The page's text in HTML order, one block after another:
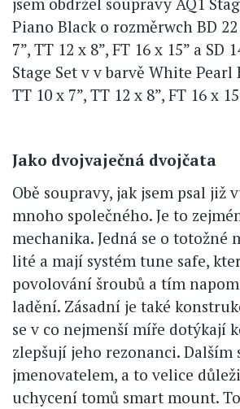
Piano Black o rozměrwch BD 22
7”, TT 12 x 8”, FT 16 x 15” a SD
Stage Set v v barvě White Pearl
TT 10 x 7”, TT 12 x 8”, FT 16 x
Jako dvojvaječná dvojčata
Obě soupravy, jak jsem psal již
mnoho společného. Je to
mechanika. Jedná se o totožné
lité a mají systém tune safe,
povolování šroubů a tím
ladění. Zásadní je také
se v co nejmenší míře dotýkají
zlepšují jeho rezonanci. Dalším
jmenovatelem, a to velice
uchycení tomů smart mount.